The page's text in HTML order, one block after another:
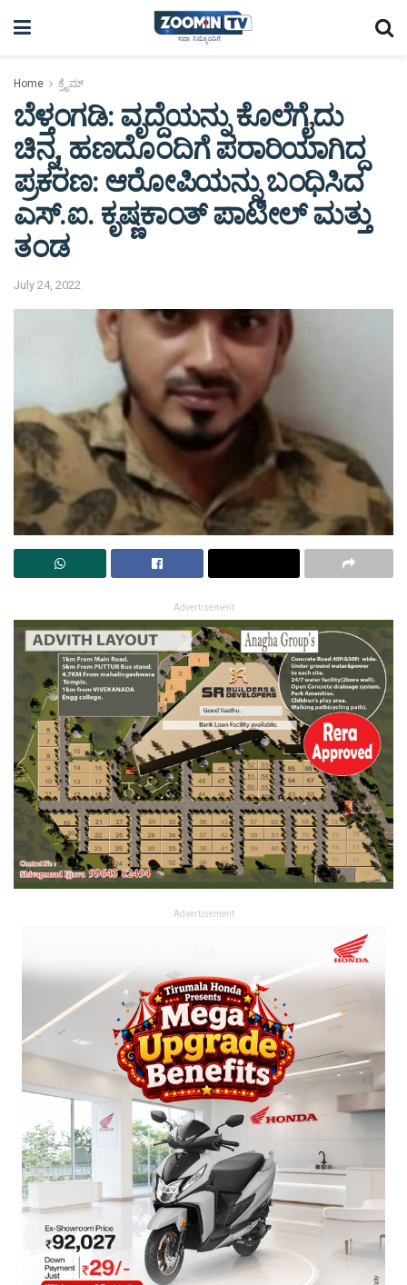
Home ಕ್ರೈಮ್
ಬೆಳ್ತಂಗಡಿ: ವೃದ್ದೆಯನ್ನು ಕೊಲೆಗೈದು
ಚಿನ್ನ, ಹಣದೊಂದಿಗೆ ಪರಾರಿಯಾಗಿದ್ದ
ಪ್ರಕರಣ: ಆರೋಪಿಯನ್ನು ಬಂಧಿಸಿದ
ಎಸ್.ಐ. ಕೃಷ್ಣಕಾಂತ್ ಪಾಟೀಲ್ ಮತ್ತು
ತಂಡ
July 24, 2022
Advertisement
Advertisement